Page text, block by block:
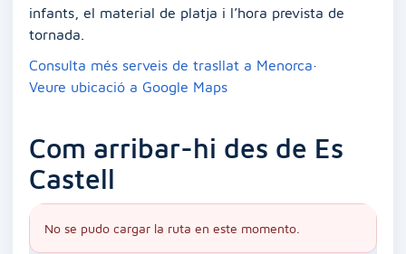
infants, el material de platja i l’hora prevista de
tornada.
Consulta més serveis de trasllat a Menorca·
Veure ubicació a Google Maps
Com arribar-hi des de Es
Castell
No se pudo cargar la ruta en este momento.